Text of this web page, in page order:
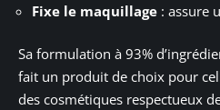
Fixe le maquillage : assure
Sa formulation à 93%
fait un produit de choix pour
des cosmétiques respectueux